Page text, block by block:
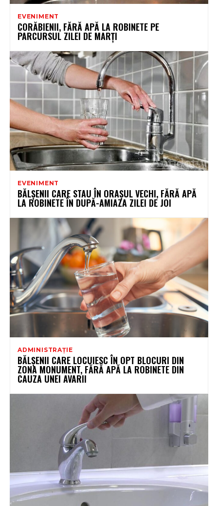
EVENIMENT
CORĂBIENII, FĂRĂ APĂ LA ROBINETE PE
PARCURSUL ZILEI DE MARȚI
EVENIMENT
BĂLȘENII CARE STAU ÎN ORAȘUL VECHI, FĂRĂ APĂ
LA ROBINETE ÎN DUPĂ-AMIAZA ZILEI DE JOI
ADMINISTRAȚIE
BĂLȘENII CARE LOCUIESC ÎN OPT BLOCURI DIN
ZONA MONUMENT, FĂRĂ APĂ LA ROBINETE DIN
CAUZA UNEI AVARII